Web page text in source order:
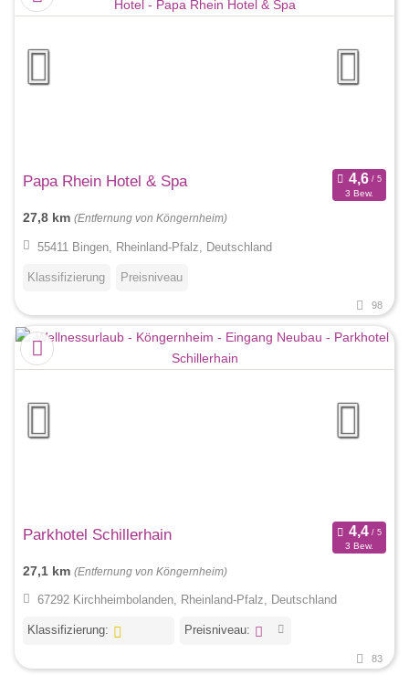
Papa Rhein Hotel & Spa
3 Bew.
27,8 km (Entfernung von Köngernheim)
55411 Bingen, Rheinland-Pfalz, Deutschland
Klassifizierung Preisniveau
98
Parkhotel Schillerhain
3 Bew.
27,1 km (Entfernung von Köngernheim)
67292 Kirchheimbolanden, Rheinland-Pfalz, Deutschland
Klassifizierung: Preisniveau:
83